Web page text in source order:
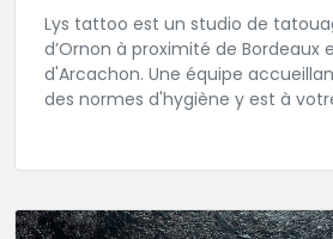
Lys tattoo est un studio de
d’Ornon à proximité de Bordeaux
d'Arcachon. Une équipe
des normes d'hygiène y est à